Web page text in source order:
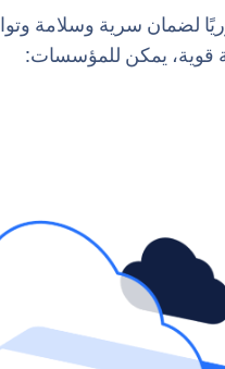
لضمان سرية وسلامة
قوية، يمكن للمؤسسات: